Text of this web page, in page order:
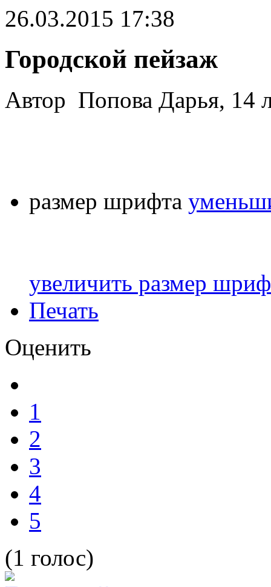
26.03.2015 17:38
Городской пейзаж
Автор Попова Дарья, 14
размер шрифта
увеличить размер
Печать
Оценить
1
2
3
4
5
(1 голос)